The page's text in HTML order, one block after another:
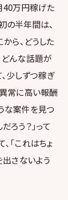
40万円稼げた
の半年間は、
ら、どうした
どんな話題が
少しずつ稼ぎ
常に高い報酬
な案件を見つ
ろう？」って
「これはちょ
出さないよう